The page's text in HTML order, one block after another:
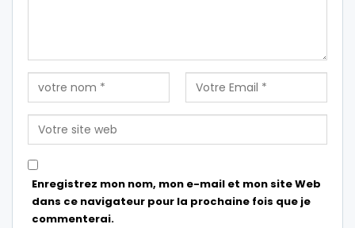
Enregistrez mon nom, mon e-mail et mon site Web
dans ce navigateur pour la prochaine fois que je
commenterai.